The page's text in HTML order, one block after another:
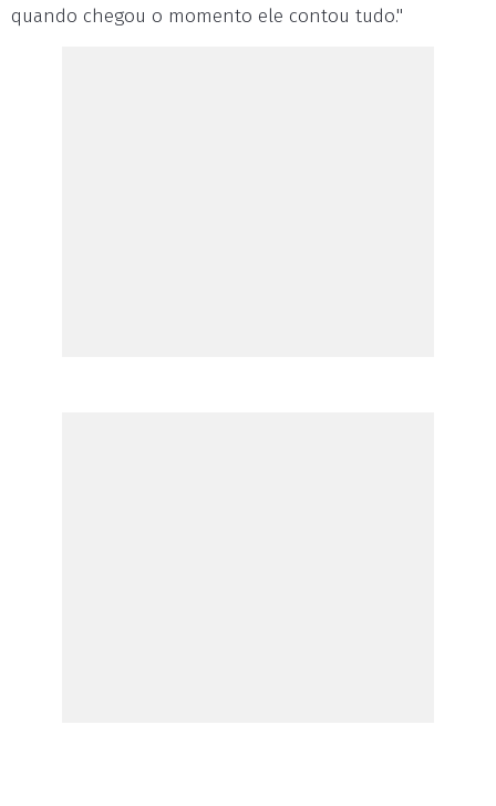
quando chegou o momento ele contou tudo."